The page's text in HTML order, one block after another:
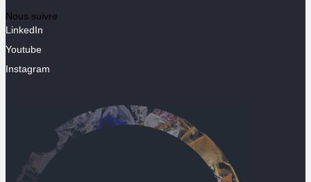
Nous suivre
LinkedIn
Youtube
Instagram